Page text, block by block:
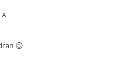
😉